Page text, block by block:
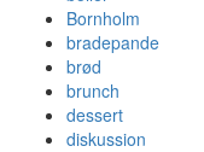
Bornholm
bradepande
brød
brunch
dessert
diskussion